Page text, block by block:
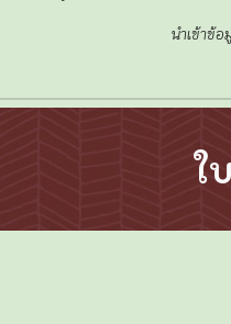
นำเข้าข้
ใ